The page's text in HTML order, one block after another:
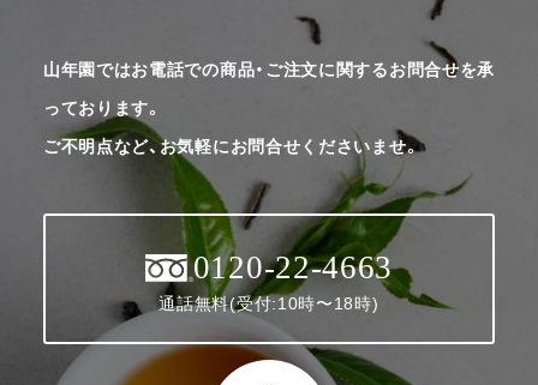
山年園ではお電話での商品・ご注文に関するお問合せを承
っております。
ご不明点など、お気軽にお問合せくださいませ。
0120-22-4663
通話無料(受付:10時〜18時)